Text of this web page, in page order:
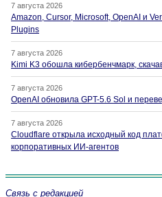
7 августа 2026
Amazon, Cursor, Microsoft, OpenAI и
Plugins
7 августа 2026
Kimi K3 обошла кибербенчмарк,
7 августа 2026
OpenAI обновила GPT-5.6 Sol и
7 августа 2026
Cloudflare открыла исходный код
корпоративных ИИ-агентов
Связь с редакцией